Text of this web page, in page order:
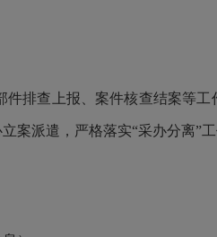
排查上报、案件核查结案等工
案派遣，严格落实“采办分离”工